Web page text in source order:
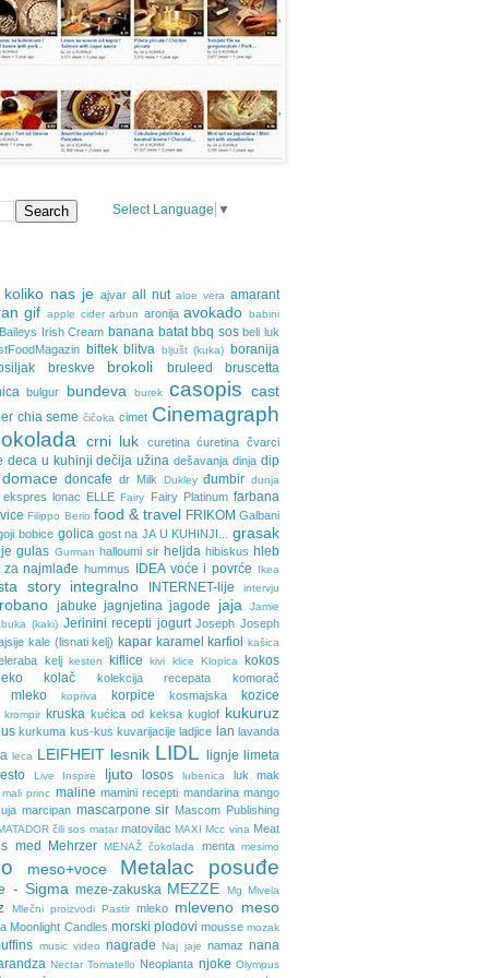
Select Language ▼
koliko nas je ajvar all nut aloe vera amarant
gif apple cider arbun aronija avokado babini
Baileys Irish Cream banana batat bbq sos beli luk
biftek blitva bljušt (kuka)
boranija
breskve brokoli bruleed
bruscetta
bulgur bundeva burek casopis cast
chia seme čičoka cimet Cinemagraph
crni luk curetina ćuretina čvarci
deca u kuhinji dečija užina dešavanja dinja dip
domace doncafe dr Milk Dukley đumbir dunja
ekspres lonac ELLE Fairy Fairy Platinum farbana
Filippo Berio food & travel FRIKOM Galbani
bobice golica gost na JA U KUHINJI... grasak
gulas Gurman halloumi sir heljda hibiskus hleb
za najmlađe hummus IDEA voće i povrće Ikea
story integralno INTERNET-lije intervju
jabuke jagnjetina jagode jaja
Jamie
(kaki) Jerinini recepti jogurt Joseph Joseph
kale (lisnati kelj) kapar karamel karfiol kašica
kelj kesten kiflice kivi klice Klopica
kokos
kolač kolekcija recepata komorač
mleko kopriva korpice kosmajska kozice
krompir kruska kućica od keksa kuglof kukuruz
kurkuma kus-kus kuvarijacije ladjice lan lavanda
leca LEIFHEIT lesnik LIDL lignje limeta
Live Inspire ljuto losos lubenica luk mak
mali princ maline mamini recepti mandarina mango
marcipan mascarpone sir Mascom Publishing
čili sos matar matovilac MAXI Mcc vina Meat
med Mehrzer MENAŽ čokolada menta mesimo
meso+voce Metalac posuđe
- Sigma meze-zakuska MEZZE Mg Mivela
Mlečni proizvodi Pastir mleko mleveno meso
Moonlight Candles morski plodovi mousse mozak
music video nagrade Naj jaje namaz nana
Nectar Tomatello Neoplanta njoke Olympus